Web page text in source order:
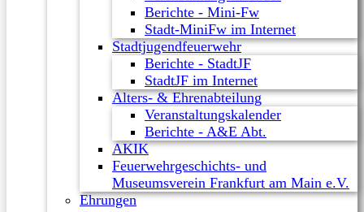
Berichte - Mini-Fw
Stadt-MiniFw im Internet
Stadtjugendfeuerwehr
Berichte - StadtJF
StadtJF im Internet
Alters- & Ehrenabteilung
Veranstaltungskalender
Berichte - A&E Abt.
AKIK
Feuerwehrgeschichts- und
Museumsverein Frankfurt am Main e.V.
Ehrungen